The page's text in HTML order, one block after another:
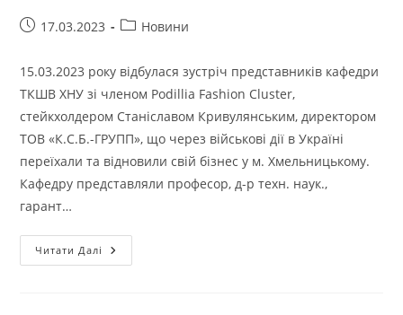
Запис17.03.2023
Категорія
Новини
15.03.2023 року відбулася зустріч представників кафедри
ТКШВ ХНУ зі членом Podillia Fashion Cluster,
стейкхолдером Станіславом Кривулянським, директором
ТОВ «К.С.Б.-ГРУПП», що через військові дії в Україні
переїхали та відновили свій бізнес у м. Хмельницькому.
Кафедру представляли професор, д-р техн. наук.,
гарант…
Читати Далі ОБГОВОРЕННЯ
ОСВІТНЬО-